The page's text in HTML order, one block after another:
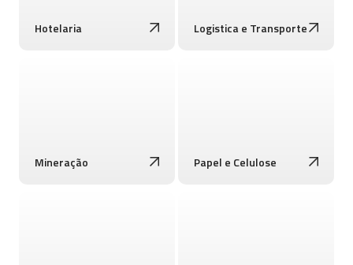
Hotelaria Logistica e Transporte
Mineração Papel e Celulose